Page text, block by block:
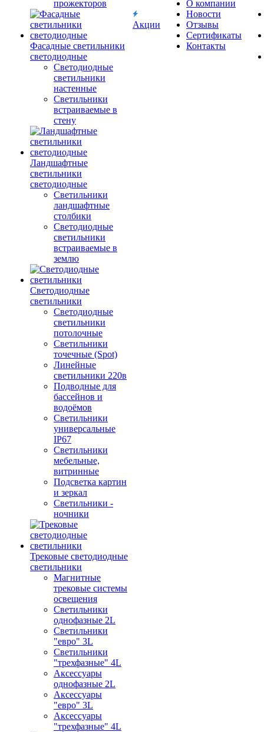
прожекторов
Фасадные светильники
светодиодные
Светодиодные
светильники
настенные
Светильники
встраиваемые в
стену
Ландшафтные
светильники
светодиодные
Светильники
ландшафтные
столбики
Светодиодные
светильники
встраиваемые в
землю
Светодиодные
светильники
Светодиодные
светильники
потолочные
Светильники
точечные (Spot)
Линейные
светильники 220в
Подводные для
бассейнов и
водоёмов
Светильники
универсальные
IP67
Светильники
мебельные,
витринные
Подсветка картин
и зеркал
Светильники -
ночники
Трековые светодиодные
светильники
Магнитные
трековые системы
освещения
Светильники
однофазные 2L
Светильники
"евро" 3L
Светильники
"трехфазные" 4L
Аксессуары
однофазные 2L
Аксессуары
"евро" 3L
Аксессуары
"трехфазные" 4L
Акции
О компании
Новости
Отзывы
Сертификаты
Контакты